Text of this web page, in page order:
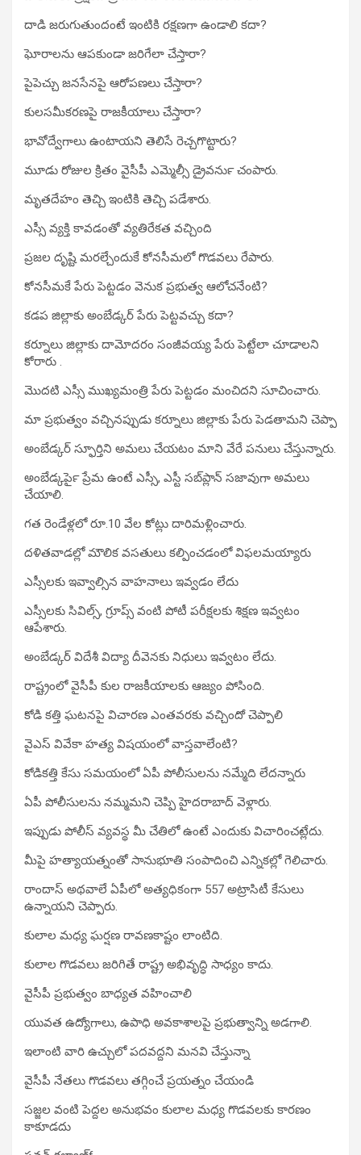
దాడి జరుగుతుందంటే ఇంటికి రక్షణగా ఉండాలి కదా?
ఘోరాలను ఆపకుండా జరిగేలా చేస్తారా?
పైపెచ్చు జనసేనపై ఆరోపణలు చేస్తారా?
కులసమీకరణపై రాజకీయాలు చేస్తారా?
భావోద్వేగాలు ఉంటాయని తెలిసే రెచ్చగొట్టారు?
మూడు రోజుల క్రితం వైసీపీ ఎమ్మెల్సీ డ్రైవర్‍ను చంపారు.
మృతదేహం తెచ్చి ఇంటికి తెచ్చి పడేశారు.
ఎస్సీ వ్యక్తి కావడంతో వ్యతిరేకత వచ్చింది
ప్రజల దృష్టి మరల్చేందుకే కోనసీమలో గొడవలు రేపారు.
కోనసీమకే పేరు పెట్టడం వెనుక ప్రభుత్వ ఆలోచనేంటి?
కడప జిల్లాకు అంబేడ్కర్ పేరు పెట్టవచ్చు కదా?
కర్నూలు జిల్లాకు దామోదరం సంజీవయ్య పేరు పెట్టేలా చూడాలని
కోరారు .
మొదటి ఎస్సీ ముఖ్యమంత్రి పేరు పెట్టడం మంచిదని సూచించారు.
మా ప్రభుత్వం వచ్చినప్పుడు కర్నూలు జిల్లాకు పేరు పెడతామని చెప్పా
అంబేడ్కర్ స్ఫూర్తిని అమలు చేయటం మాని వేరే పనులు చేస్తున్నారు.
అంబేడ్కర్‍పై ప్రేమ ఉంటే ఎస్సీ, ఎస్టీ సబ్‍ప్లాన్ సజావుగా అమలు
చేయాలి.
గత రెండేళ్లలో రూ.10 వేల కోట్లు దారిమళ్లించారు.
దళితవాడల్లో మౌలిక వసతులు కల్పించడంలో విఫలమయ్యారు
ఎస్సీలకు ఇవ్వాల్సిన వాహనాలు ఇవ్వడం లేదు
ఎస్సీలకు సివిల్స్, గ్రూప్స్ వంటి పోటీ పరీక్షలకు శిక్షణ ఇవ్వటం
ఆపేశారు.
అంబేడ్కర్ విదేశీ విద్యా దీవెనకు నిధులు ఇవ్వటం లేదు.
రాష్ట్రంలో వైసీపీ కుల రాజకీయాలకు ఆజ్యం పోసింది.
కోడి కత్తి ఘటనపై విచారణ ఎంతవరకు వచ్చిందో చెప్పాలి
వైఎస్ వివేకా హత్య విషయంలో వాస్తవాలేంటి?
కోడికత్తి కేసు సమయంలో ఏపీ పోలీసులను నమ్మేది లేదన్నారు
ఏపీ పోలీసులను నమ్మమని చెప్పి హైదరాబాద్ వెళ్లారు.
ఇప్పుడు పోలీస్ వ్యవస్థ మీ చేతిలో ఉంటే ఎందుకు విచారించట్లేదు.
మీపై హత్యాయత్నంతో సానుభూతి సంపాదించి ఎన్నికల్లో గెలిచారు.
రాందాస్ అథవాలే ఏపీలో అత్యధికంగా 557 అట్రాసిటీ కేసులు
ఉన్నాయని చెప్పారు.
కులాల మధ్య ఘర్షణ రావణకాష్టం లాంటిది.
కులాల గొడవలు జరిగితే రాష్ట్ర అభివృద్ధి సాధ్యం కాదు.
వైసీపీ ప్రభుత్వం బాధ్యత వహించాలి
యువత ఉద్యోగాలు, ఉపాధి అవకాశాలపై ప్రభుత్వాన్ని అడగాలి.
ఇలాంటి వారి ఉచ్చులో పదవద్దని మనవి చేస్తున్నా
వైసీపీ నేతలు గొడవలు తగ్గించే ప్రయత్నం చేయండి
సజ్జల వంటి పెద్దల అనుభవం కులాల మధ్య గొడవలకు కారణం
కాకూడదు